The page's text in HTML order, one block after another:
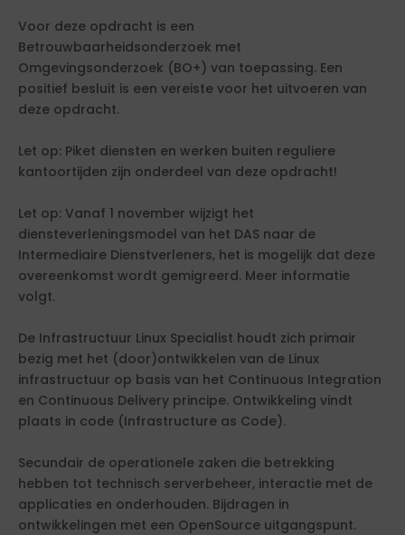
Voor deze opdracht is een
Betrouwbaarheidsonderzoek met
Omgevingsonderzoek (BO+) van toepassing. Een
positief besluit is een vereiste voor het uitvoeren van
deze opdracht.
Let op: Piket diensten en werken buiten reguliere
kantoortijden zijn onderdeel van deze opdracht!
Let op: Vanaf 1 november wijzigt het
diensteverleningsmodel van het DAS naar de
Intermediaire Dienstverleners, het is mogelijk dat deze
overeenkomst wordt gemigreerd. Meer informatie
volgt.
De Infrastructuur Linux Specialist houdt zich primair
bezig met het (door)ontwikkelen van de Linux
infrastructuur op basis van het Continuous Integration
en Continuous Delivery principe. Ontwikkeling vindt
plaats in code (Infrastructure as Code).
Secundair de operationele zaken die betrekking
hebben tot technisch serverbeheer, interactie met de
applicaties en onderhouden. Bijdragen in
ontwikkelingen met een OpenSource uitgangspunt.